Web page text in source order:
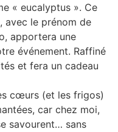
« eucalyptus ». Ce
avec le prénom de
apportera une
événement. Raffiné
et fera un cadeau
cœurs (et les frigos)
car chez moi,
savourent… sans